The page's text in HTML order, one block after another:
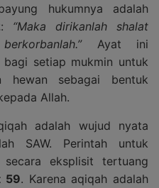
hukumnya adalah
: “Maka dirikanlah shalat
Ayat ini
setiap mukmin untuk
hewan sebagai bentuk
Allah.
adalah wujud nyata
SAW. Perintah untuk
eksplisit tertuang
59. Karena aqiqah adalah